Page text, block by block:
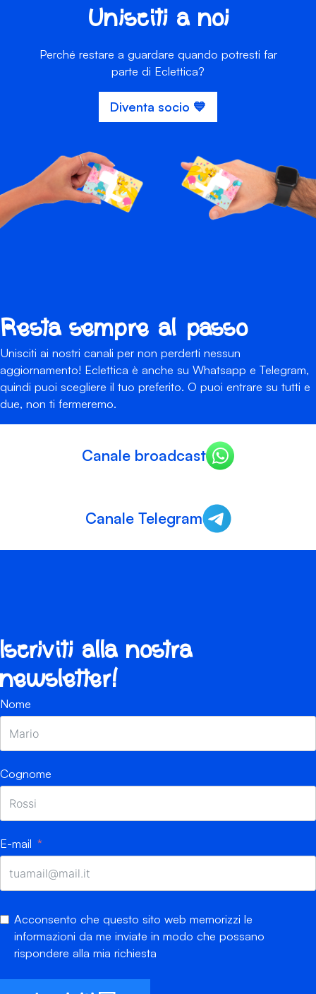
Unisciti a noi
Perché restare a guardare quando potresti far
parte di Eclettica?
Diventa socio 💙
Resta sempre al passo
Unisciti ai nostri canali per non perderti nessun
aggiornamento! Eclettica è anche su Whatsapp e Telegram,
quindi puoi scegliere il tuo preferito. O puoi entrare su tutti e
due, non ti fermeremo.
Canale broadcast
Canale Telegram
Iscriviti alla nostra
newsletter!
Nome
Cognome
E-mail
Acconsento che questo sito web memorizzi le
informazioni da me inviate in modo che possano
rispondere alla mia richiesta